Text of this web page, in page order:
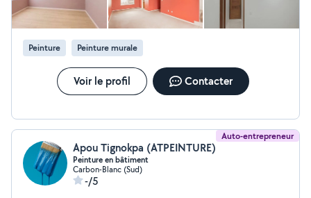
Peinture Peinture murale
Voir le profil Contacter
Auto-entrepreneur
Apou Tignokpa (ATPEINTURE)
Peinture en bâtiment
Carbon-Blanc (Sud)
-/5